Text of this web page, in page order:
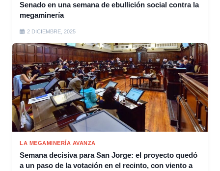
Senado en una semana de ebullición social contra la
megaminería
2 DICIEMBRE, 2025
LA MEGAMINERÍA AVANZA
Semana decisiva para San Jorge: el proyecto quedó
a un paso de la votación en el recinto, con viento a